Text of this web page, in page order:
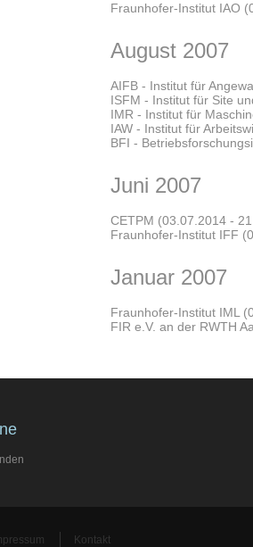
Fraunhofer-Institut IAO
August 2007
AIFB - Institut für
ISFM - Institut für Site
IMR - Institut für
IAW - Institut für
BFI -
Juni 2007
CETPM (03.07.2014 -
Fraunhofer-Institut IFF
Januar 2007
Fraunhofer-Institut IML
FIR e.V. an der RWTH
Kontakt